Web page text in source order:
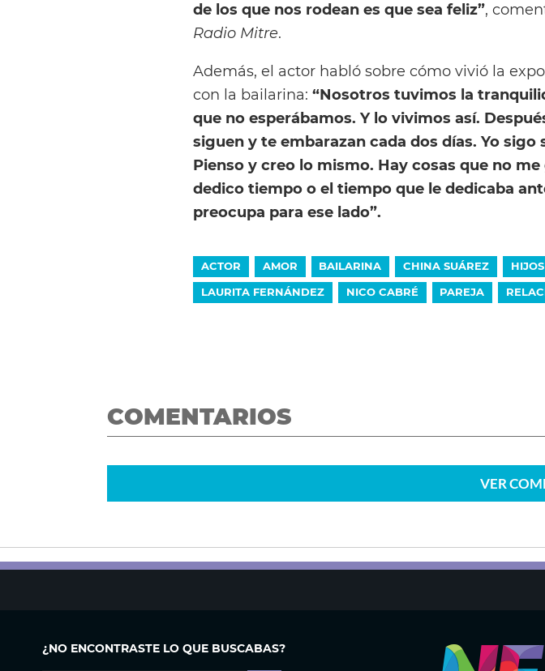
de los que nos rodean es que sea feliz”,
Radio Mitre.
Además, el actor habló sobre cómo vivió la
con la bailarina: “Nosotros tuvimos la
que no esperábamos. Y lo vivimos así.
siguen y te embarazan cada dos días. Yo sigo
Pienso y creo lo mismo. Hay cosas que no
dedico tiempo o el tiempo que le dedicaba
preocupa para ese lado”.
ACTOR AMOR BAILARINA CHINA SUÁREZ HIJOS
LAURITA FERNÁNDEZ
NICO CABRÉ PAREJA
COMENTARIOS
VER
¿NO ENCONTRASTE LO QUE BUSCABAS?